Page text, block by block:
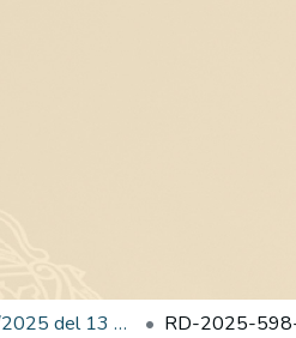
Edición 033/2025 del 13 de agosto de 2025